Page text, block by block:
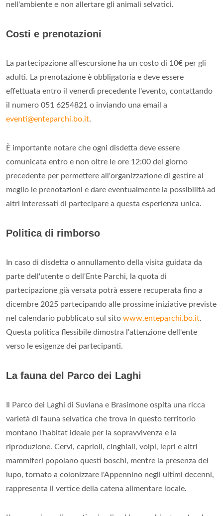
nell'ambiente e non allertare gli animali selvatici.
Costi e prenotazioni
La partecipazione all'escursione ha un costo di 10€ per gli
adulti. La prenotazione è obbligatoria e deve essere
effettuata entro il venerdì precedente l'evento, contattando
il numero 051 6254821 o inviando una email a
eventi@enteparchi.bo.it.
È importante notare che ogni disdetta deve essere
comunicata entro e non oltre le ore 12:00 del giorno
precedente per permettere all'organizzazione di gestire al
meglio le prenotazioni e dare eventualmente la possibilità ad
altri interessati di partecipare a questa esperienza unica.
Politica di rimborso
In caso di disdetta o annullamento della visita guidata da
parte dell'utente o dell'Ente Parchi, la quota di
partecipazione già versata potrà essere recuperata fino a
dicembre 2025 partecipando alle prossime iniziative previste
nel calendario pubblicato sul sito www.enteparchi.bo.it.
Questa politica flessibile dimostra l'attenzione dell'ente
verso le esigenze dei partecipanti.
La fauna del Parco dei Laghi
Il Parco dei Laghi di Suviana e Brasimone ospita una ricca
varietà di fauna selvatica che trova in questo territorio
montano l'habitat ideale per la sopravvivenza e la
riproduzione. Cervi, caprioli, cinghiali, volpi, lepri e altri
mammiferi popolano questi boschi, mentre la presenza del
lupo, tornato a colonizzare l'Appennino negli ultimi decenni,
rappresenta il vertice della catena alimentare locale.